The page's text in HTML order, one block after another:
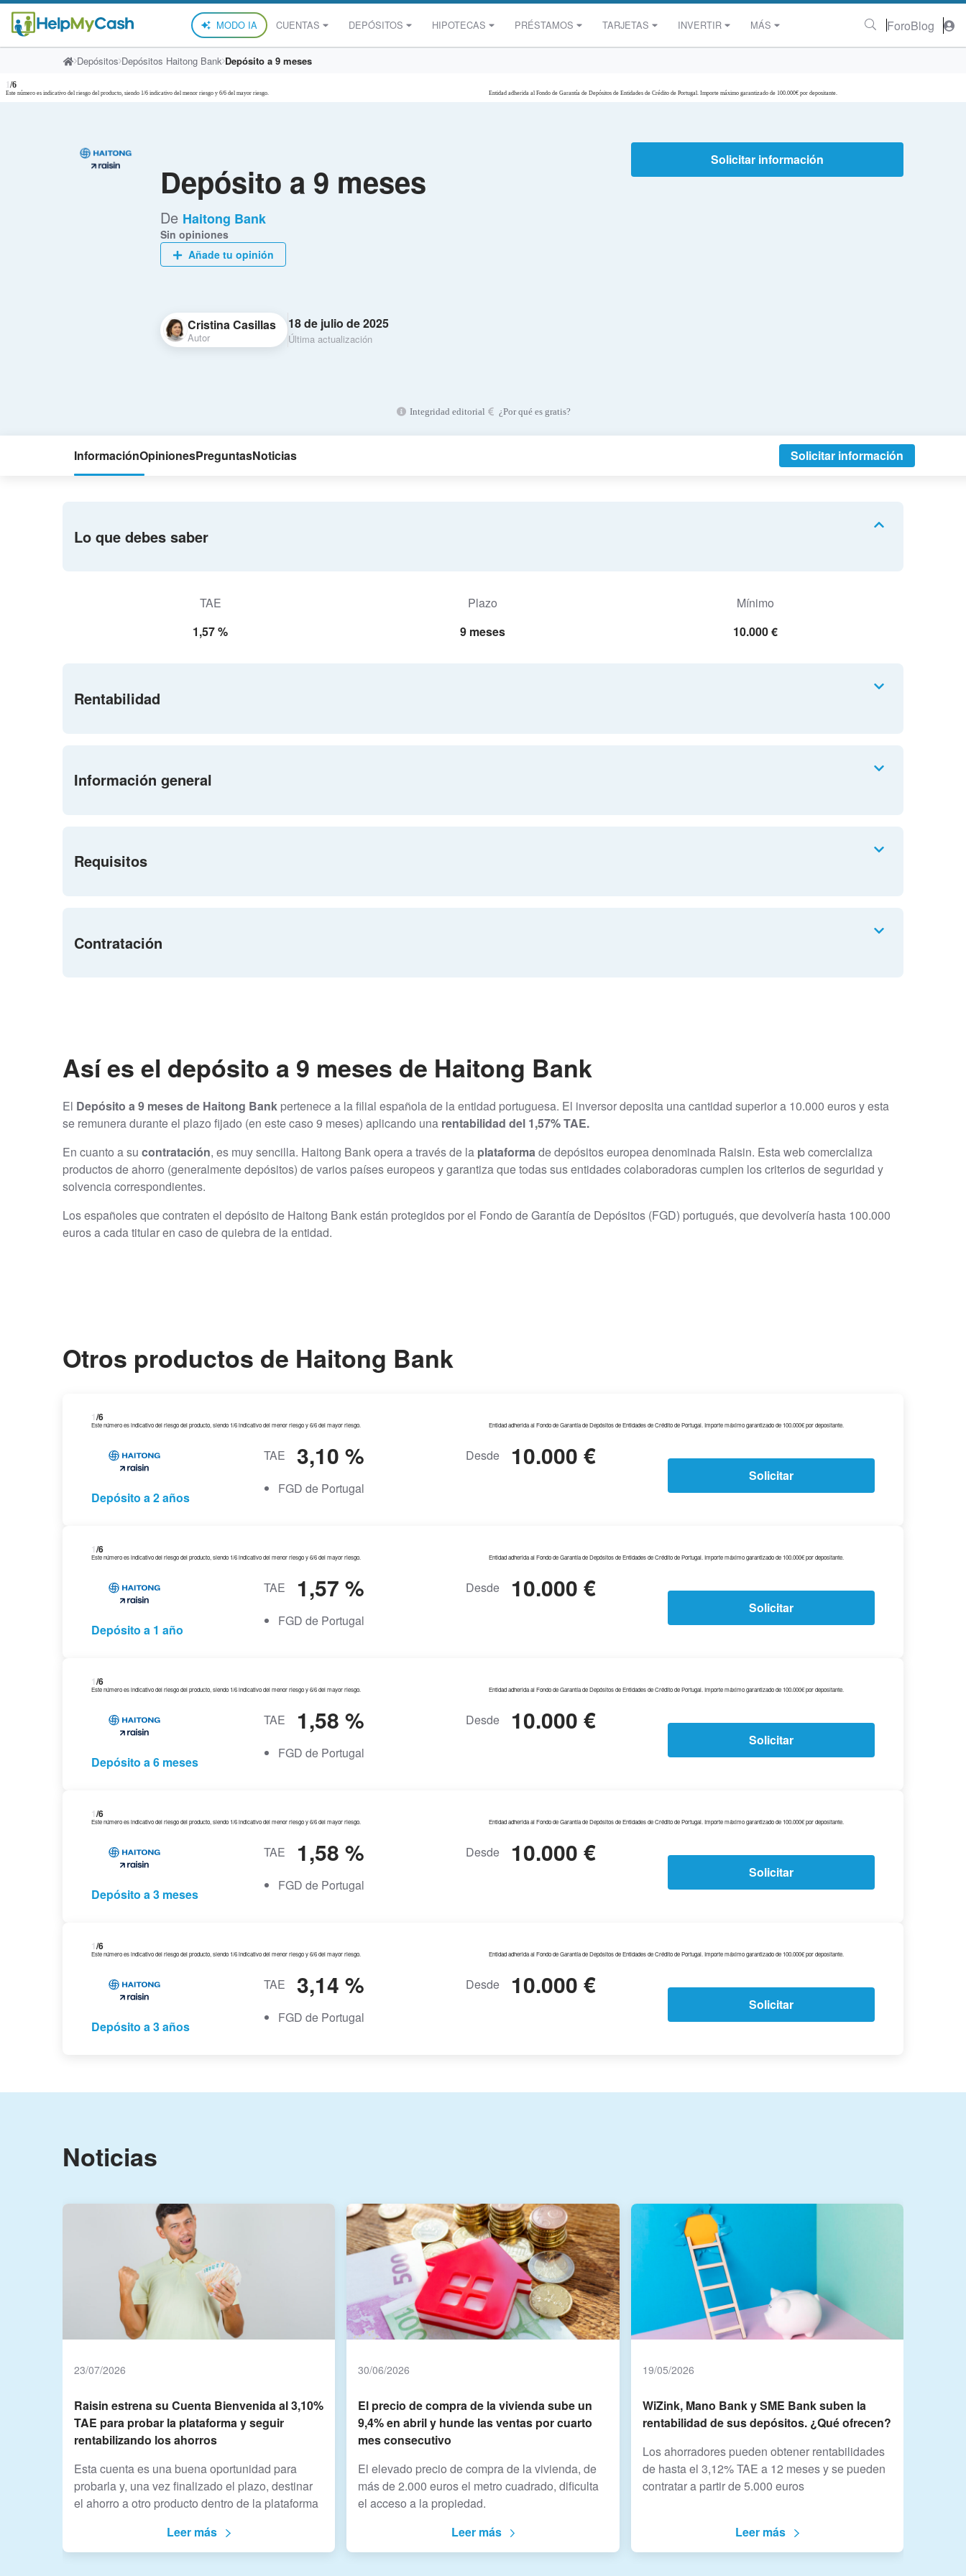
MODO IA CUENTAS DEPÓSITOS HIPOTECAS PRÉSTAMOS TARJETAS INVERTIR MÁS ForoBlog
Depósitos Depósitos Haitong Bank Depósito a 9 meses
/6
Este número es indicativo del riesgo del producto, siendo 1/6 indicativo del menor riesgo y 6/6 del mayor riesgo. Entidad adherida al Fondo de Garantía de Depósitos de Entidades de Crédito de Portugal. Importe máximo garantizado de 100.000€ por depositante.
Depósito a 9 meses
De Haitong Bank
Sin opiniones
Añade tu opinión
Solicitar información
Cristina Casillas
Autor
18 de julio de 2025
Última actualización
Integridad editorial ¿Por qué es gratis?
InformaciónOpinionesPreguntasNoticias Solicitar información
Lo que debes saber
TAE
1,57 %
Plazo
9 meses
Mínimo
10.000 €
Rentabilidad
Información general
Requisitos
Contratación
Así es el depósito a 9 meses de Haitong Bank
El Depósito a 9 meses de Haitong Bank pertenece a la filial española de la entidad portuguesa. El inversor deposita una cantidad superior a 10.000 euros y esta
se remunera durante el plazo fijado (en este caso 9 meses) aplicando una rentabilidad del 1,57% TAE.
En cuanto a su contratación, es muy sencilla. Haitong Bank opera a través de la plataformade depósitos europea denominada Raisin. Esta web comercializa
productos de ahorro (generalmente depósitos) de varios países europeos y garantiza que todas sus entidades colaboradoras cumplen los criterios de seguridad y
solvencia correspondientes.
Los españoles que contraten el depósito de Haitong Bank están protegidos por el Fondo de Garantía de Depósitos (FGD) portugués, que devolvería hasta 100.000
euros a cada titular en caso de quiebra de la entidad.
Otros productos de Haitong Bank
1/6
Este número es indicativo del riesgo del producto, siendo 1/6 indicativo del menor riesgo y 6/6 del mayor riesgo. Entidad adherida al Fondo de Garantía de Depósitos de Entidades de Crédito de Portugal. Importe máximo garantizado de 100.000€ por depositante.
Depósito a 2 años
TAE 3,10 % Desde 10.000 €
FGD de Portugal
Solicitar
1/6
Este número es indicativo del riesgo del producto, siendo 1/6 indicativo del menor riesgo y 6/6 del mayor riesgo. Entidad adherida al Fondo de Garantía de Depósitos de Entidades de Crédito de Portugal. Importe máximo garantizado de 100.000€ por depositante.
Depósito a 1 año
TAE 1,57 % Desde 10.000 €
FGD de Portugal
Solicitar
1/6
Este número es indicativo del riesgo del producto, siendo 1/6 indicativo del menor riesgo y 6/6 del mayor riesgo. Entidad adherida al Fondo de Garantía de Depósitos de Entidades de Crédito de Portugal. Importe máximo garantizado de 100.000€ por depositante.
Depósito a 6 meses
TAE 1,58 % Desde 10.000 €
FGD de Portugal
Solicitar
1/6
Este número es indicativo del riesgo del producto, siendo 1/6 indicativo del menor riesgo y 6/6 del mayor riesgo. Entidad adherida al Fondo de Garantía de Depósitos de Entidades de Crédito de Portugal. Importe máximo garantizado de 100.000€ por depositante.
Depósito a 3 meses
TAE 1,58 % Desde 10.000 €
FGD de Portugal
Solicitar
1/6
Este número es indicativo del riesgo del producto, siendo 1/6 indicativo del menor riesgo y 6/6 del mayor riesgo. Entidad adherida al Fondo de Garantía de Depósitos de Entidades de Crédito de Portugal. Importe máximo garantizado de 100.000€ por depositante.
Depósito a 3 años
TAE 3,14 % Desde 10.000 €
FGD de Portugal
Solicitar
Noticias
23/07/2026
Raisin estrena su Cuenta Bienvenida al 3,10%
TAE para probar la plataforma y seguir
rentabilizando los ahorros
Esta cuenta es una buena oportunidad para
probarla y, una vez finalizado el plazo, destinar
el ahorro a otro producto dentro de la plataforma
Leer más
30/06/2026
El precio de compra de la vivienda sube un
9,4% en abril y hunde las ventas por cuarto
mes consecutivo
El elevado precio de compra de la vivienda, de
más de 2.000 euros el metro cuadrado, dificulta
el acceso a la propiedad.
Leer más
19/05/2026
WiZink, Mano Bank y SME Bank suben la
rentabilidad de sus depósitos. ¿Qué ofrecen?
Los ahorradores pueden obtener rentabilidades
de hasta el 3,12% TAE a 12 meses y se pueden
contratar a partir de 5.000 euros
Leer más